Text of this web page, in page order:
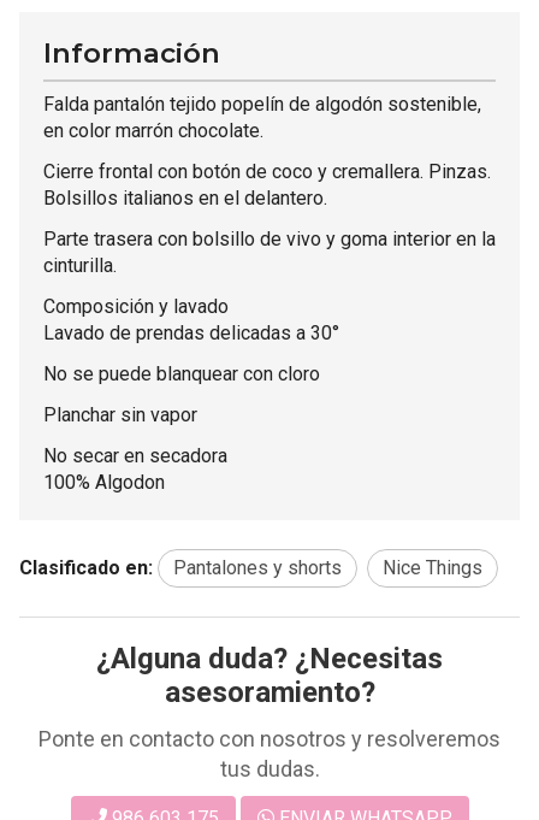
Información
Falda pantalón tejido popelín de algodón sostenible,
en color marrón chocolate.
Cierre frontal con botón de coco y cremallera. Pinzas.
Bolsillos italianos en el delantero.
Parte trasera con bolsillo de vivo y goma interior en la
cinturilla.
Composición y lavado
Lavado de prendas delicadas a 30°
No se puede blanquear con cloro
Planchar sin vapor
No secar en secadora
100% Algodon
Clasificado en: Pantalones y shorts Nice Things
¿Alguna duda? ¿Necesitas
asesoramiento?
Ponte en contacto con nosotros y resolveremos
tus dudas.